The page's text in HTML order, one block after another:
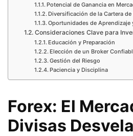
Potencial de Ganancia en
Diversificación de la Cartera
Oportunidades de Aprendizaje
Consideraciones Clave para
Educación y Preparación
Elección de un Broker
Gestión del Riesgo
Paciencia y Disciplina
Forex: El
Divisas